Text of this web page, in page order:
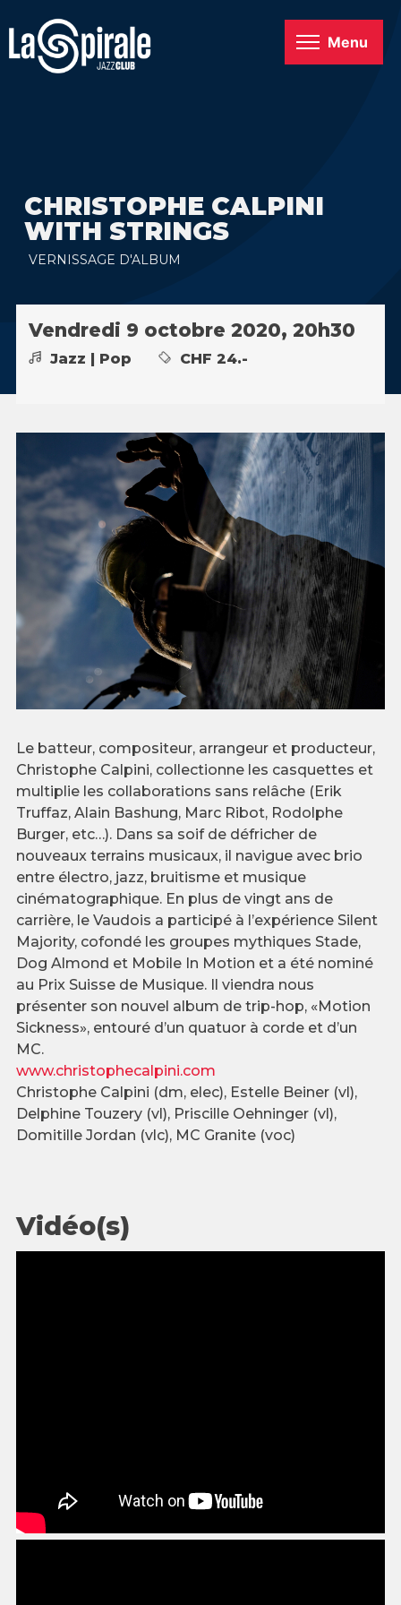
Menu
CHRISTOPHE CALPINI
WITH STRINGS
VERNISSAGE D'ALBUM
Vendredi 9 octobre 2020, 20h30
Jazz | Pop CHF 24.-
Le batteur, compositeur, arrangeur et producteur,
Christophe Calpini, collectionne les casquettes et
multiplie les collaborations sans relâche (Erik
Truffaz, Alain Bashung, Marc Ribot, Rodolphe
Burger, etc…). Dans sa soif de défricher de
nouveaux terrains musicaux, il navigue avec brio
entre électro, jazz, bruitisme et musique
cinématographique. En plus de vingt ans de
carrière, le Vaudois a participé à l’expérience Silent
Majority, cofondé les groupes mythiques Stade,
Dog Almond et Mobile In Motion et a été nominé
au Prix Suisse de Musique. Il viendra nous
présenter son nouvel album de trip-hop, «Motion
Sickness», entouré d’un quatuor à corde et d’un
MC.
www.christophecalpini.com
Christophe Calpini (dm, elec), Estelle Beiner (vl),
Delphine Touzery (vl), Priscille Oehninger (vl),
Domitille Jordan (vlc), MC Granite (voc)
Vidéo(s)